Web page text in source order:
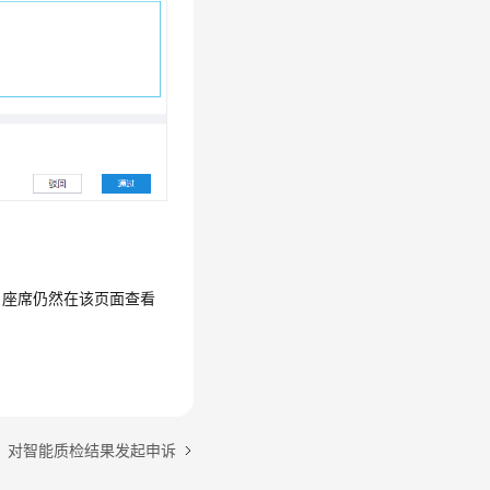
席仍然在该页面查看
对智能质检结果发起申诉